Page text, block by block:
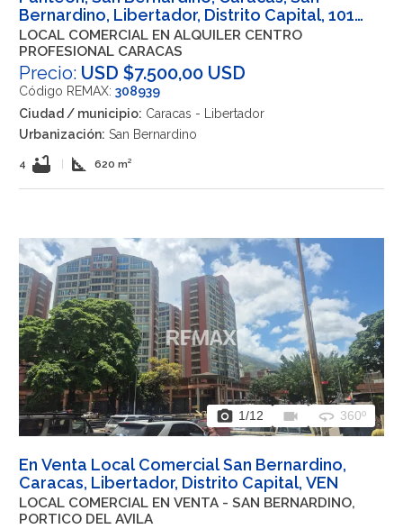
Bernardino, Libertador, Distrito Capital, 1010,
VEN
LOCAL COMERCIAL EN ALQUILER CENTRO
PROFESIONAL CARACAS
Precio: USD $7.500,00 USD
Código REMAX: 308939
Ciudad / municipio: Caracas - Libertador
Urbanización: San Bernardino
4 bathtub square_foot 620 m²
photo_camera 1/12 videocam 360 360º
En Venta Local Comercial San Bernardino,
Caracas, Libertador, Distrito Capital, VEN
LOCAL COMERCIAL EN VENTA - SAN BERNARDINO,
PORTICO DEL AVILA